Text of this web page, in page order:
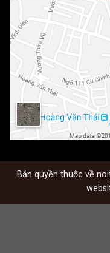
Bản quyền thuộc về